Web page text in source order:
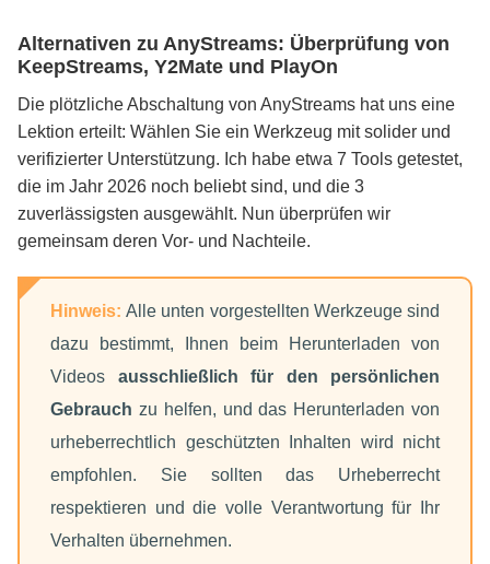
Alternativen zu AnyStreams: Überprüfung von
KeepStreams, Y2Mate und PlayOn
Die plötzliche Abschaltung von AnyStreams hat uns eine
Lektion erteilt: Wählen Sie ein Werkzeug mit solider und
verifizierter Unterstützung. Ich habe etwa 7 Tools getestet,
die im Jahr 2026 noch beliebt sind, und die 3
zuverlässigsten ausgewählt. Nun überprüfen wir
gemeinsam deren Vor- und Nachteile.
Hinweis: Alle unten vorgestellten Werkzeuge sind
dazu bestimmt, Ihnen beim Herunterladen von
Videos ausschließlich für den persönlichen
Gebrauch zu helfen, und das Herunterladen von
urheberrechtlich geschützten Inhalten wird nicht
empfohlen. Sie sollten das Urheberrecht
respektieren und die volle Verantwortung für Ihr
Verhalten übernehmen.